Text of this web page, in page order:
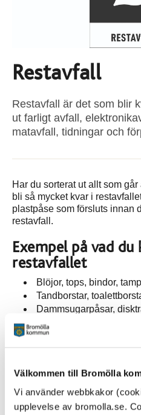
Välkommen till Bromölla
Vi använder webbkakor
upplevelse av bromolla.se.
Restavfall
Restavfall är det som blir
ut farligt avfall,
matavfall, tidningar och
Har du sorterat ut allt som
bli så mycket kvar i
plastpåse som försluts innan
restavfall.
Exempel på vad du
restavfallet
Blöjor, tops, bindor,
Tandborstar,
Dammsugarpåsar,
Kattsand (förpacka väl)
Snus, cigaretter,